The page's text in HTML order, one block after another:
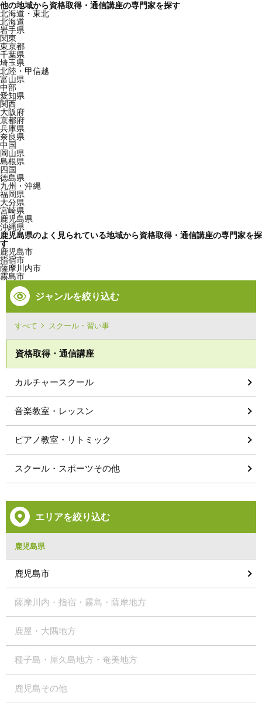
他の地域から資格取得・通信講座の専門家を探す
北海道・東北
北海道
岩手県
関東
東京都
千葉県
埼玉県
北陸・甲信越
富山県
中部
愛知県
関西
大阪府
京都府
兵庫県
奈良県
中国
岡山県
島根県
四国
徳島県
九州・沖縄
福岡県
大分県
宮崎県
鹿児島県
沖縄県
鹿児島県のよく見られている地域から資格取得・通信講座の専門家を探
す
鹿児島市
指宿市
薩摩川内市
霧島市
ジャンルを絞り込む
すべて スクール・習い事
資格取得・通信講座
カルチャースクール
音楽教室・レッスン
ピアノ教室・リトミック
スクール・スポーツその他
エリアを絞り込む
鹿児島県
鹿児島市
薩摩川内・指宿・霧島・薩摩地方
鹿屋・大隅地方
種子島・屋久島地方・奄美地方
鹿児島その他